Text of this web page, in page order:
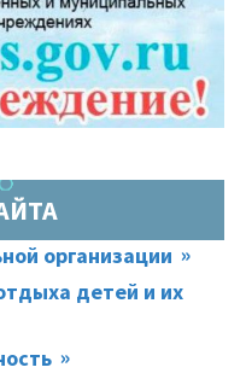
организации
детей и их